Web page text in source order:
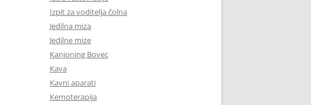
Izpit za voditelja čolna
Jedilna miza
Jedilne mize
Kanjoning Bovec
Kava
Kavni aparati
Kemoterapija